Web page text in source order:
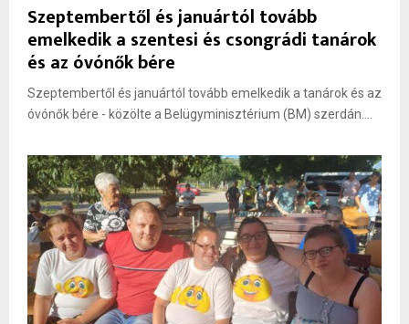
Szeptembertől és januártól tovább
emelkedik a szentesi és csongrádi tanárok
és az óvónők bére
Szeptembertől és januártól tovább emelkedik a tanárok és az
óvónők bére - közölte a Belügyminisztérium (BM) szerdán....